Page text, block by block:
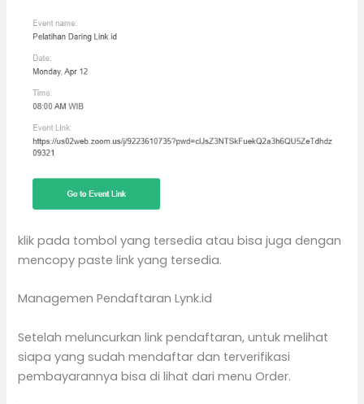
klik pada tombol yang tersedia atau bisa juga dengan
mencopy paste link yang tersedia.
Managemen Pendaftaran Lynk.id
Setelah meluncurkan link pendaftaran, untuk melihat
siapa yang sudah mendaftar dan terverifikasi
pembayarannya bisa di lihat dari menu Order.